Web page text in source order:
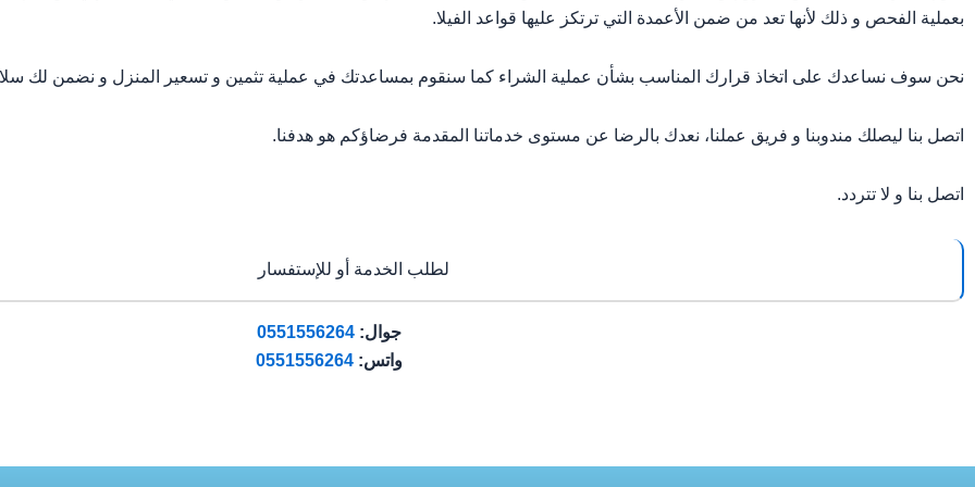
بعملية الفحص و ذلك لأنها تعد من ضمن الأعمدة التي ترتكز عليها قواعد الفيلا.
نحن سوف نساعدك على اتخاذ قرارك المناسب بشأن عملية الشراء كما سنقوم بمساعدتك في عملية تثمين و تسعير المنزل و نضمن لك
اتصل بنا ليصلك مندوبنا و فريق عملنا، نعدك بالرضا عن مستوى خدماتنا المقدمة فرضاؤكم هو هدفنا.
اتصل بنا و لا تتردد.
لطلب الخدمة أو للإستفسار
جوال:0551556264
واتس:0551556264